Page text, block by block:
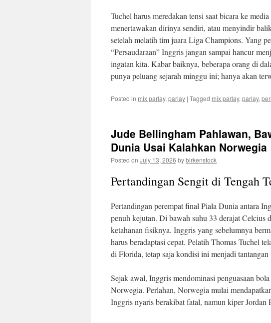
Tuchel harus meredakan tensi saat bicara ke
menertawakan dirinya sendiri, atau menyindir
setelah melatih tim juara Liga Champions. Yang
“Persaudaraan” Inggris jangan sampai hancur
ingatan kita. Kabar baiknya, beberapa orang di
punya peluang sejarah minggu ini; hanya akan
Posted in mix parlay, parlay | Tagged mix parlay, parlay,
Jude Bellingham Pahlawan,
Dunia Usai Kalahkan Norwegia
Posted on July 13, 2026 bybirkenstock
Pertandingan Sengit di Tengah
Pertandingan perempat final Piala Dunia antara
penuh kejutan. Di bawah suhu 33 derajat Celcius
ketahanan fisiknya. Inggris yang sebelumnya
harus beradaptasi cepat. Pelatih Thomas Tuchel
di Florida, tetap saja kondisi ini menjadi tantangan
Sejak awal, Inggris mendominasi penguasaan
Norwegia. Perlahan, Norwegia mulai
Inggris nyaris berakibat fatal, namun kiper Jordan